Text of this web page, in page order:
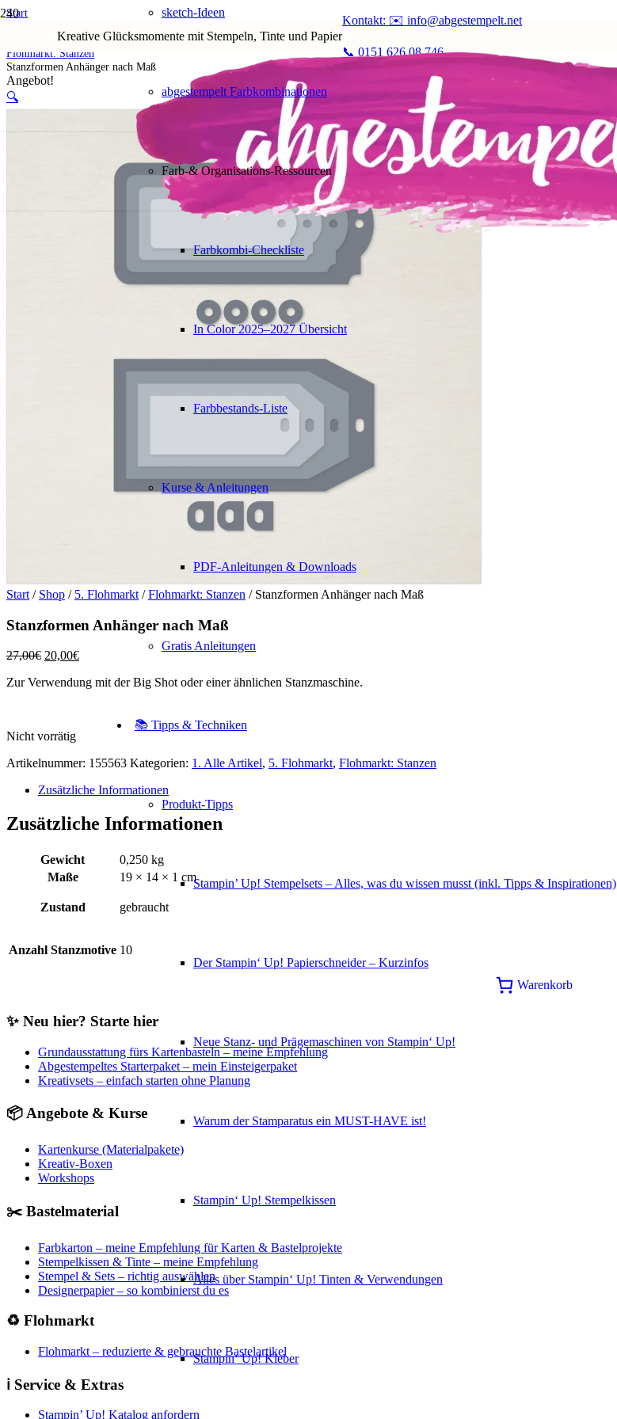
Kreative Glücksmomente mit Stempeln, Tinte und Papier
Kontakt: ✉️ info@abgestempelt.net
📞 0151 626 08 746
sketch-Ideen
abgestempelt Farbkombinationen
Farb-& Organisations-Ressourcen
Farbkombi-Checkliste
In Color 2025–2027 Übersicht
Farbbestands-Liste
Kurse & Anleitungen
PDF-Anleitungen & Downloads
Gratis Anleitungen
📚 Tipps & Techniken
Produkt-Tipps
Stampin’ Up! Stempelsets – Alles, was du wissen musst (inkl. Tipps & Inspirationen)
Der Stampin‘ Up! Papierschneider – Kurzinfos
Neue Stanz- und Prägemaschinen von Stampin‘ Up!
Warum der Stamparatus ein MUST-HAVE ist!
Stampin‘ Up! Stempelkissen
Alles über Stampin‘ Up! Tinten & Verwendungen
Stampin‘ Up! Kleber
Start
5. Flohmarkt
Flohmarkt: Stanzen
Stanzformen Anhänger nach Maß
Angebot!
🔍
Start / Shop / 5. Flohmarkt /Flohmarkt: Stanzen / Stanzformen Anhänger nach Maß
Stanzformen Anhänger nach Maß
27,00€ Ursprünglicher
war:
20,00€Aktueller
ist:
Zur Verwendung mit der Big Shot oder einer ähnlichen Stanzmaschine.
Nicht vorrätig
Artikelnummer: 155563 Kategorien: 1. Alle Artikel, 5. Flohmarkt, Flohmarkt: Stanzen
Zusätzliche Informationen
Zusätzliche Informationen
Gewicht
0,250 kg
Maße
19 × 14 × 1 cm
Zustand gebraucht
Anzahl Stanzmotive 10
Warenkorb
✨ Neu hier? Starte hier
Grundausstattung fürs Kartenbasteln – meine Empfehlung
Abgestempeltes Starterpaket – mein Einsteigerpaket
Kreativsets – einfach starten ohne Planung
📦 Angebote & Kurse
Kartenkurse (Materialpakete)
Kreativ-Boxen
Workshops
✂️ Bastelmaterial
Farbkarton – meine Empfehlung für Karten & Bastelprojekte
Stempelkissen & Tinte – meine Empfehlung
Stempel & Sets – richtig auswählen
Designerpapier – so kombinierst du es
♻️ Flohmarkt
Flohmarkt – reduzierte & gebrauchte Bastelartikel
ℹ️ Service & Extras
Stampin’ Up! Katalog anfordern